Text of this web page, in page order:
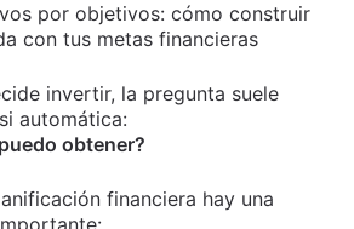
por objetivos: cómo construir
con tus metas financieras
invertir, la pregunta suele
automática:
obtener?
financiera hay una